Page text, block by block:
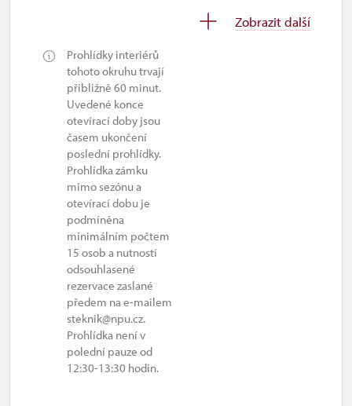
10.30 – 15.30
1. 11.-31. 12.
uzavřen
Zobrazit další
Prohlídky interiérů
tohoto okruhu trvají
přibližně 60 minut.
Uvedené konce
otevírací doby jsou
časem ukončení
poslední prohlídky.
Prohlídka zámku
mimo sezónu a
otevírací dobu je
podmíněna
minimálním počtem
15 osob a nutností
odsouhlasené
rezervace zaslané
předem na e-mailem
steknik@npu.cz.
Prohlídka není v
polední pauze od
12:30-13:30 hodin.